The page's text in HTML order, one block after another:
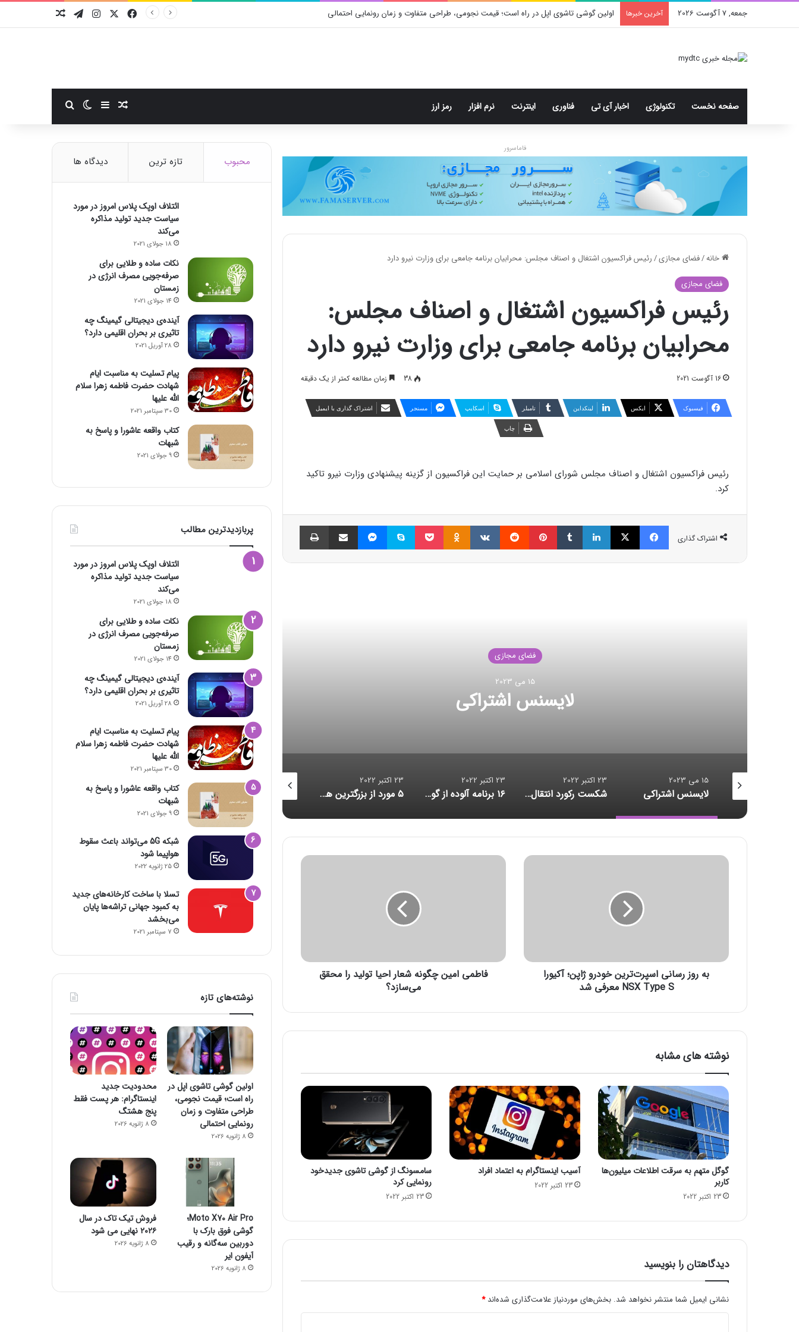
جمعه, 7 آگوست 2026 آخرین خبرها اولین گوشی تاشوی اپل در راه است؛ قیمت نجومی، طراحی متفاوت و زمان رونمایی احتمالی فیسبوکایکس اینستاگرام
تلگرام
صفحه نخست تکنولوژی اخبار آی تی فناوری اینترنت نرم افزار رمز ارز نوشته تصادفی
سایدبارتغییر پوسته
فاماسرور
خانه/فضای مجازی/رئیس فراکسیون اشتغال و اصناف مجلس: محرابیان برنامه‌ جامعی برای وزارت نیرو دارد
فضای مجازی
رئیس فراکسیون اشتغال و اصناف مجلس:
محرابیان برنامه‌ جامعی برای وزارت نیرو دارد
16 آگوست 2021 38 زمان مطالعه کمتر از یک دقیقه
فیسبوک ایکس لینکداین تامبلر اسکایپ مسنجر اشتراک گذاری با ایمیل
چاپ
رئیس فراکسیون اشتغال و اصناف مجلس شورای اسلامی بر حمایت این فراکسیون از گزینه پیشنهادی وزارت نیرو تاکید
کرد.
اشتراک گذاری
فیسبوک ایکس لینکداین تامبلر پینتریست Reddit
VKontakte
Odnoklassniki پاکت اسکایپ مسنجر اشتراک گذاری با ایمیل
فضای مجازی
23 اکتبر 2022
شکست رکورد انتقال داده ۱۶ برنامه آلوده از گوگل پلی پاک شدند
23 اکتبر 2022 23 اکتبر 2022
۱۶ برنامه آلوده از گوگل پلی پاک شدند
23 اکتبر 2022
۵ مورد از بزرگترین هک‌های تاریخ امنیت سایبری/ حلقه ازدواج هوشمندی که مراقب شماست/ احتمال بازبینی امنیتی آمریکا از قرارداد ماسک برای خرید توییتر
23 اکتبر 2022
کاهش حجم تراکنش‌ توکن‌های متاورس
23 اکتبر 2022
چگونه یک گوشی هوشمند می‌تواند خطر مرگ شما را پیش بینی کند؟
ب
ن
پ
ر
ی
ن
خ
و
ر
و
ژ
ا
پ
ن
آ
و
ا
N
S
به روز رسانی اسپرت‌ترین خودرو ژاپن؛ آکیورا
NSX Type S معرفی شد
ف
ن
ن
ر
ا
ح
ی
ا
ت
ل
ی
م
س
ا
فاطمی امین چگونه شعار احیا تولید را محقق
می‌سازد؟
نوشته های مشابه
گوگل متهم به سرقت اطلاعات میلیون‌ها
کاربر
23 اکتبر 2022
آسیب اینستاگرام به اعتماد افراد
23 اکتبر 2022
سامسونگ از گوشی تاشوی جدیدخود
رونمایی کرد
23 اکتبر 2022
دیدگاهتان را بنویسید
نشانی ایمیل شما منتشر نخواهد شد. بخش‌های موردنیاز علامت‌گذاری شده‌اند*
محبوب تازه ترین دیدگاه ها
ائتلاف اوپک پلاس امروز در مورد
سیاست جدید تولید مذاکره
می‌کند
18 جولای 2021
نکات ساده و طلایی برای
صرفه‌جویی مصرف انرژی در
زمستان
14 جولای 2021
آینده‌ی دیجیتالی گیمینگ چه
تاثیری بر بحران اقلیمی دارد؟
28 آوریل 2021
پیام تسلیت به مناسبت ایام
شهادت حضرت فاطمه زهرا سلام
الله علیها
30 سپتامبر 2021
کتاب واقعه عاشورا و پاسخ به
شبهات
9 جولای 2021
پربازدیدترین مطالب
ائتلاف اوپک پلاس امروز در مورد
سیاست جدید تولید مذاکره
می‌کند
18 جولای 2021
نکات ساده و طلایی برای
صرفه‌جویی مصرف انرژی در
زمستان
14 جولای 2021
آینده‌ی دیجیتالی گیمینگ چه
تاثیری بر بحران اقلیمی دارد؟
28 آوریل 2021
پیام تسلیت به مناسبت ایام
شهادت حضرت فاطمه زهرا سلام
الله علیها
30 سپتامبر 2021
کتاب واقعه عاشورا و پاسخ به
شبهات
9 جولای 2021
شبکه 5G می‌تواند باعث سقوط
هواپیما شود
25 ژانویه 2022
تسلا با ساخت کارخانه‌های جدید
به کمبود جهانی تراشه‌ها پایان
می‌بخشد
7 سپتامبر 2021
نوشته‌های تازه
اولین گوشی تاشوی اپل در
راه است؛ قیمت نجومی،
طراحی متفاوت و زمان
رونمایی احتمالی
8 ژانویه 2026
محدودیت جدید
اینستاگرام: هر پست فقط
پنج هشتگ
8 ژانویه 2026
Moto X70 Air Pro؛
گوشی فوق بارک با
دوربین سه‌گانه و رقیب
آیفون ایر
8 ژانویه 2026
فروش تیک تاک در سال
۲۰۲۶ نهایی می شود
8 ژانویه 2026